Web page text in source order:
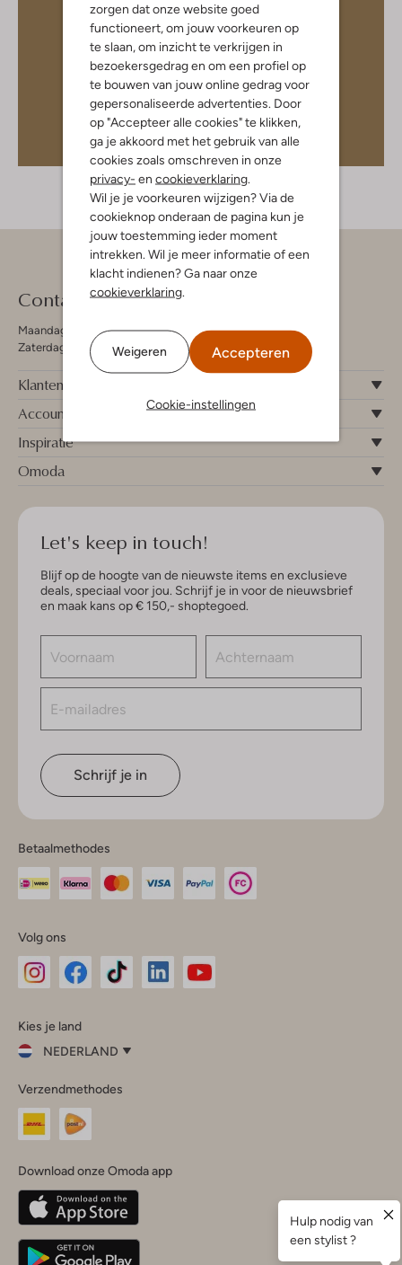
zorgen dat onze website goed
functioneert, om jouw voorkeuren op
te slaan, om inzicht te verkrijgen in
bezoekersgedrag en om een profiel op
te bouwen van jouw online gedrag voor
gepersonaliseerde advertenties. Door
op "Accepteer alle cookies" te klikken,
ga je akkoord met het gebruik van alle
cookies zoals omschreven in onze
privacy- en cookieverklaring
Wil je je voorkeuren wijzigen? Via de
cookieknop onderaan de pagina kun je
jouw toestemming ieder moment
intrekken. Wil je meer informatie of een
klacht indienen? Ga naar onze
cookieverklaring
Weigeren Accepteren
Cookie-instellingen
Contact
Maandag - Vrijdag 09:00 - 19:00 uur
Zaterdag 09:00 - 17:00 uur
Klantenservice
Account
Inspiratie
Omoda
Let's keep in touch!
Blijf op de hoogte van de nieuwste items en exclusieve
deals, speciaal voor jou. Schrijf je in voor de nieuwsbrief
en maak kans op € 150,- shoptegoed.
Schrijf je in
Betaalmethodes
Volg ons
InstagramFacebook
Kies je land
NEDERLAND
je
land
Nederland
Belgique(Français)
Deutschland
Verzendmethodes
Download onze Omoda app